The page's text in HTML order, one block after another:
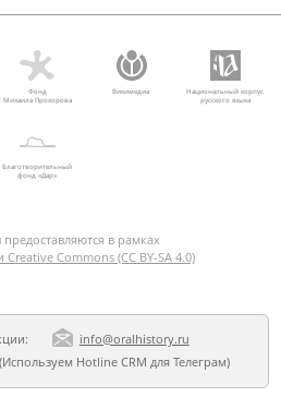
Фонд
Михаила Прохорова
Викимедиа
Национальный корпус
русского языка
Благотворительный
фонд «Дар»
в рамках
Commons (CC BY-SA 4.0)
info@oralhistory.ru
Hotline CRM для Телеграм)